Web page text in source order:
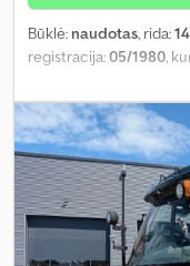
Būklė: naudotas, rida:
registracija:05/1980,
metai:1980, Įranga: